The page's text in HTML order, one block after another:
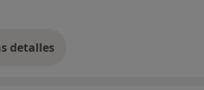
detalles
la dirección